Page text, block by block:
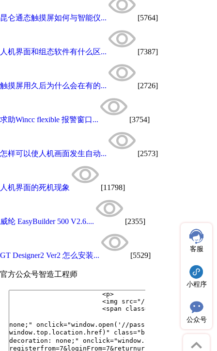
昆仑通态触摸屏如何与智能仪... [5764]
人机界面和组态软件有什么区... [7387]
触摸屏用久后为什么会在有的... [2726]
求助Wincc flexible 报警窗口... [3754]
怎样可以使人机画面发生自动... [2573]
人机界面的死机现象 [11798]
威纶 EasyBuilder 500 V2.6.... [2355]
GT Designer2 Ver2 怎么安装... [5529]
官方公众号智造工程师
客服
小程序
公众号